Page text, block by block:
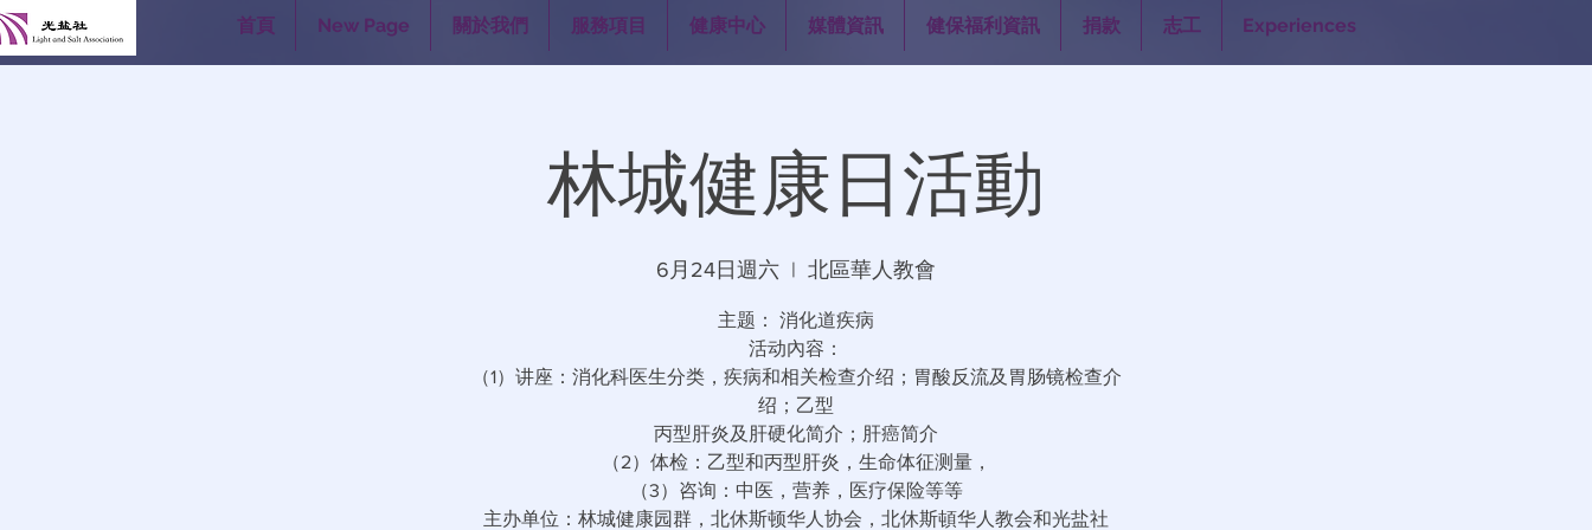
首頁 New Page 關於我們 服務項目 健康中心 媒體資訊 健保福利資訊 捐款 志工 Experiences
林城健康日活動
6月24日週六
  |
北區華人教會
主题： 消化道疾病
活动內容：
（1）讲座：消化科医生分类，疾病和相关检查介绍；胃酸反流及胃肠镜检查介
绍；乙型
丙型肝炎及肝硬化简介；肝癌简介
（2）体检：乙型和丙型肝炎，生命体征测量，
（3）咨询：中医，营养，医疗保险等等
主办单位：林城健康园群，北休斯顿华人协会，北休斯頓华人教会和光盐社